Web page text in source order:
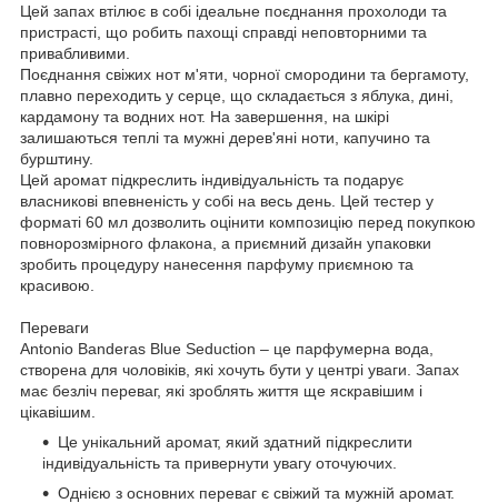
Цей запах втілює в собі ідеальне поєднання прохолоди та
пристрасті, що робить пахощі справді неповторними та
привабливими.
Поєднання свіжих нот м'яти, чорної смородини та бергамоту,
плавно переходить у серце, що складається з яблука, дині,
кардамону та водних нот. На завершення, на шкірі
залишаються теплі та мужні дерев'яні ноти, капучино та
бурштину.
Цей аромат підкреслить індивідуальність та подарує
власникові впевненість у собі на весь день. Цей тестер у
форматі 60 мл дозволить оцінити композицію перед покупкою
повнорозмірного флакона, а приємний дизайн упаковки
зробить процедуру нанесення парфуму приємною та
красивою.
Переваги
Antonio Banderas Blue Seduction – це парфумерна вода,
створена для чоловіків, які хочуть бути у центрі уваги. Запах
має безліч переваг, які зроблять життя ще яскравішим і
цікавішим.
Це унікальний аромат, який здатний підкреслити
індивідуальність та привернути увагу оточуючих.
Однією з основних переваг є свіжий та мужній аромат.